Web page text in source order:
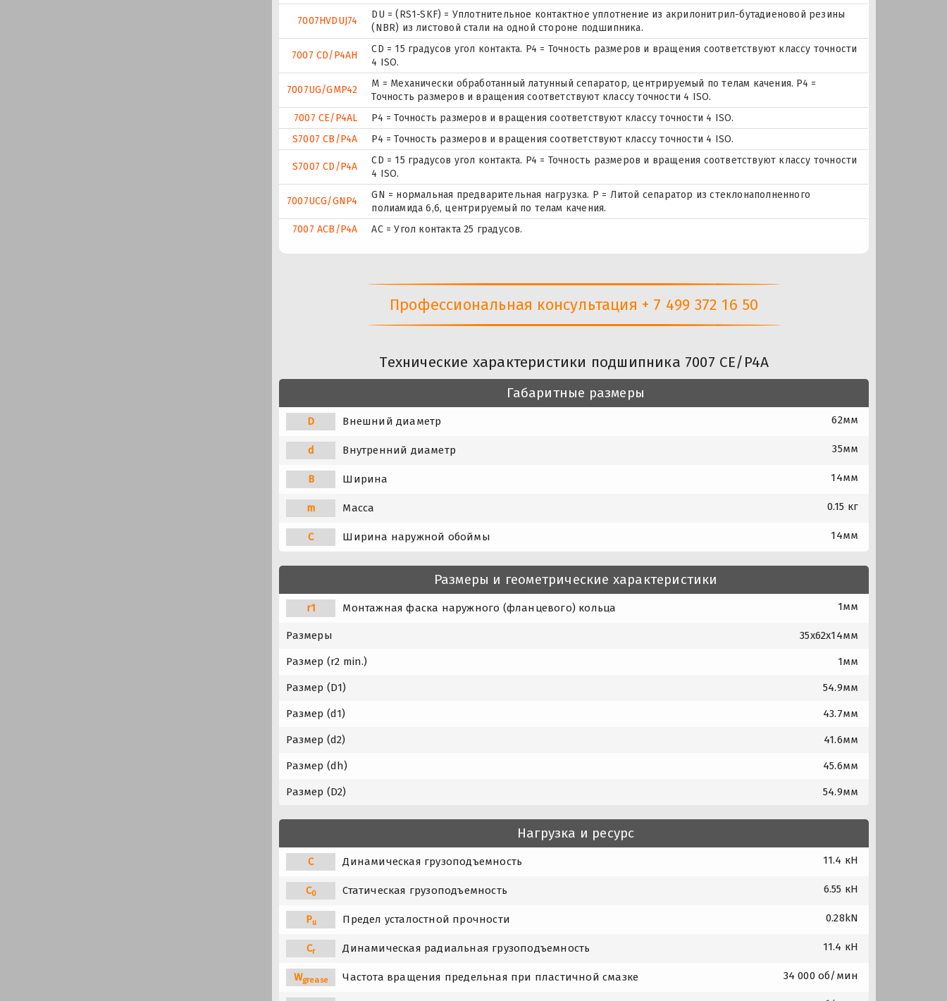
7007HVDUJ74
DU = (RS1-SKF) = Уплотнительное контактное уплотнение из акрилонитрил-бутадиеновой резины
(NBR) из листовой стали на одной стороне подшипника.
7007 CD/P4AH
CD = 15 градусов угол контакта. P4 = Точность размеров и вращения соответствуют классу точности
4 ISO.
7007UG/GMP42
М = Механически обработанный латунный сепаратор, центрируемый по телам качения. P4 =
Точность размеров и вращения соответствуют классу точности 4 ISO.
7007 CE/P4AL
P4 = Точность размеров и вращения соответствуют классу точности 4 ISO.
S7007 CB/P4A
P4 = Точность размеров и вращения соответствуют классу точности 4 ISO.
S7007 CD/P4A
CD = 15 градусов угол контакта. P4 = Точность размеров и вращения соответствуют классу точности
4 ISO.
7007UCG/GNP4
GN = нормальная предварительная нагрузка. P = Литой сепаратор из стеклонаполненного
полиамида 6,6, центрируемый по телам качения.
7007 ACB/P4A
AC = Угол контакта 25 градусов.
Профессиональная консультация + 7 499 372 16 50
Технические характеристики подшипника 7007 CE/P4A
Габаритные размеры
D Внешний диаметр 62мм
d Внутренний диаметр 35мм
B Ширина 14мм
m Масса 0.15 кг
C Ширина наружной обоймы 14мм
Размеры и геометрические характеристики
r1 Монтажная фаска наружного (фланцевого) кольца 1мм
Размеры 35x62x14мм
Размер (r2 min.) 1мм
Размер (D1) 54.9мм
Размер (d1) 43.7мм
Размер (d2) 41.6мм
Размер (dh) 45.6мм
Размер (D2) 54.9мм
Нагрузка и ресурс
C Динамическая грузоподъемность 11.4 кН
C0 Статическая грузоподъемность 6.55 кН
Pu Предел усталостной прочности 0.28kN
Cr Динамическая радиальная грузоподъемность 11.4 кН
Wgrease Частота вращения предельная при пластичной смазке 34 000 об/мин